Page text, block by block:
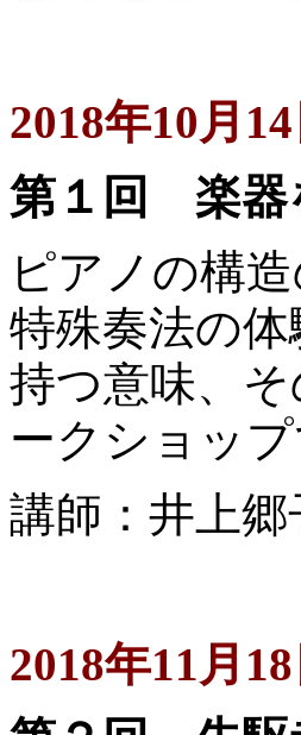
2018年10月
第１回 楽器
ピアノの構
特殊奏法の
持つ意味、
ークショッ
講師：井上
2018年11月